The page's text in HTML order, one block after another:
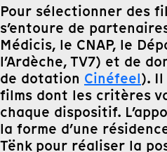
Pour sélectionner des
s’entoure de
Médicis, le CNAP, le
l’Ardèche, TV7) et de
de dotation Cinéfeel). Il
films dont les critères
chaque dispositif.
la forme d’une
Tënk pour réaliser la